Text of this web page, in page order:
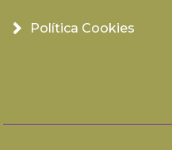
Política Cookies